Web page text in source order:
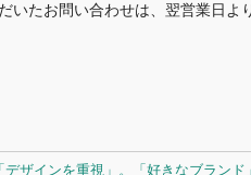
いたお問い合わせは、翌営業日よ
ザインを重視」。「好きなブラン